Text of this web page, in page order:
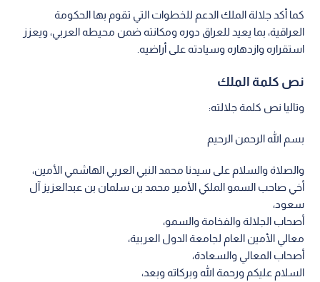
كما أكد جلالة الملك الدعم للخطوات التي تقوم بها الحكومة
العراقية، بما يعيد للعراق دوره ومكانته ضمن محيطه العربي، ويعزز
استقراره وازدهاره وسيادته على أراضيه.
نص كلمة الملك
وتاليا نص كلمة جلالته:
بسم الله الرحمن الرحيم
والصلاة والسلام على سيدنا محمد النبي العربي الهاشمي الأمين،
أخي صاحب السمو الملكي الأمير محمد بن سلمان بن عبدالعزيز آل
سعود،
أصحاب الجلالة والفخامة والسمو،
معالي الأمين العام لجامعة الدول العربية،
أصحاب المعالي والسعادة،
السلام عليكم ورحمة الله وبركاته وبعد،